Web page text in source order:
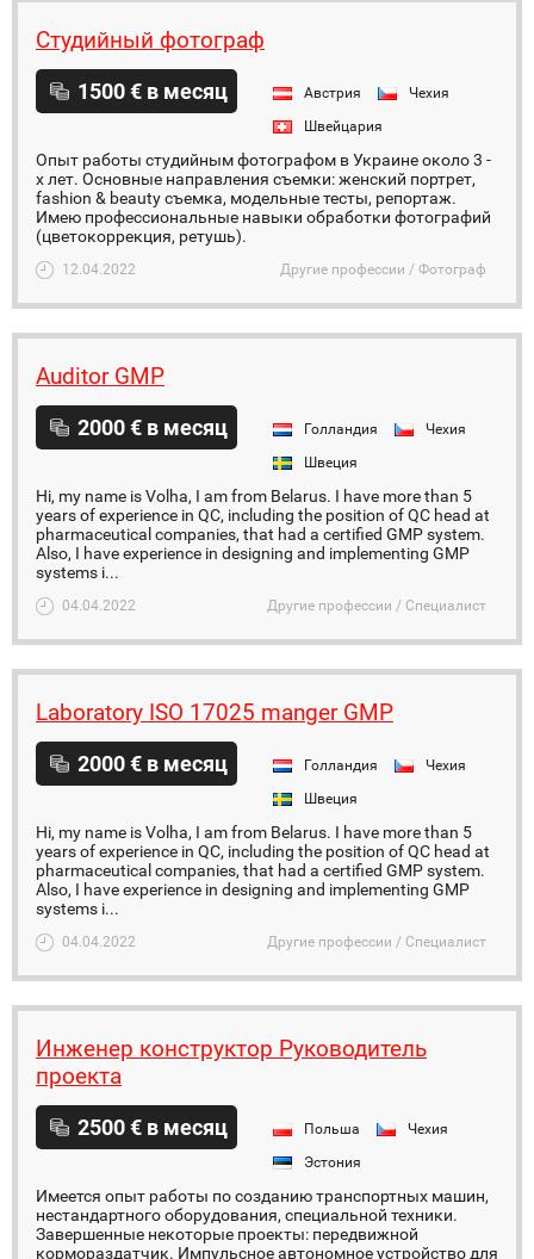
Студийный фотограф
1500 € в месяц Австрия
Чехия
Швейцария
Опыт работы студийным фотографом в Украине около 3 -
х лет. Основные направления съемки: женский портрет,
fashion & beauty съемка, модельные тесты, репортаж.
Имею профессиональные навыки обработки фотографий
(цветокоррекция, ретушь).
12.04.2022 Другие профессии / Фотограф
Auditor GMP
2000 € в месяц Голландия
Чехия
Швеция
Hi, my name is Volha, I am from Belarus. I have more than 5
years of experience in QC, including the position of QC head at
pharmaceutical companies, that had a certified GMP system.
Also, I have experience in designing and implementing GMP
systems i...
04.04.2022 Другие профессии / Специалист
Laboratory ISO 17025 manger GMP
2000 € в месяц Голландия
Чехия
Швеция
Hi, my name is Volha, I am from Belarus. I have more than 5
years of experience in QC, including the position of QC head at
pharmaceutical companies, that had a certified GMP system.
Also, I have experience in designing and implementing GMP
systems i...
04.04.2022 Другие профессии / Специалист
Инженер конструктор Руководитель
проекта
2500 € в месяц Польша
Чехия
Эстония
Имеется опыт работы по созданию транспортных машин,
нестандартного оборудования, специальной техники.
Завершенные некоторые проекты: передвижной
кормораздатчик. Импульсное автономное устройство для